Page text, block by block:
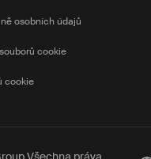
osobních údajů
cookie
cookie